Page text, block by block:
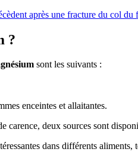
après une fracture du col du
?
sont les suivants :
enceintes et allaitantes.
carence, deux sources sont
dans différents aliments,